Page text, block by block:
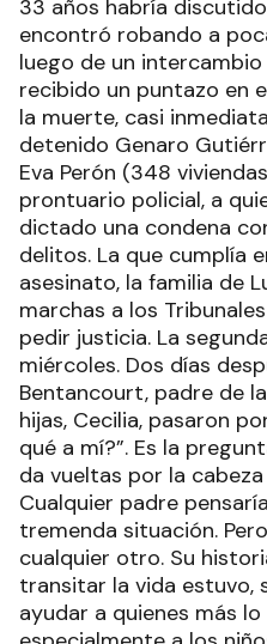
33 años habría
encontró robando a
luego de un
recibido un puntazo en
la muerte, casi
detenido Genaro
Eva Perón (348
prontuario policial, a
dictado una condena
delitos. La que cumplía
asesinato, la familia de
marchas a los
pedir justicia. La
miércoles. Dos días
Bentancourt, padre de
hijas, Cecilia, pasaron
qué a mí?”. Es la
da vueltas por la cabeza
Cualquier padre
tremenda situación.
cualquier otro. Su
transitar la vida estuvo,
ayudar a quienes más